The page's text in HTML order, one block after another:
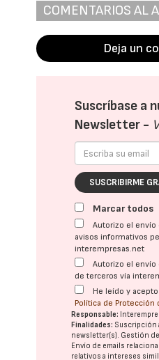
COMENTARIOS AL
Deja un
Suscríbase a
Newsletter -
SUSCRIBIRME
Marcar todos
Autorizo el
avisos informativos
interempresas.net
Autorizo el
de terceros vía
He leído y
Política de Protección
Responsable:
Finalidades: Suscripción
newsletter(s). Gestión
Envío de emails
relativos a intereses